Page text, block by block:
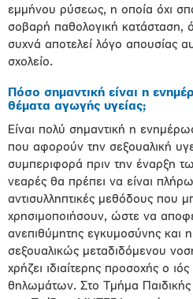
εμμήνου ρύσεως, η οποία όχι
σοβαρή παθολογική
συχνά αποτελεί λόγο απουσίας
σχολείο.
Πόσο σημαντική είναι η
θέματα αγωγής υγείας;
Είναι πολύ σημαντική η
που αφορούν την σεξουαλική
συμπεριφορά πριν την έναρξη
νεαρές θα πρέπει να είναι
αντισυλληπτικές μεθόδους που
χρησιμοποιήσουν, ώστε να
ανεπιθύμητης εγκυμοσύνης και
σεξουαλικώς μεταδιδόμενου
χρήζει ιδιαίτερης προσοχής ο
θηλωμάτων. Στο Τμήμα Παιδικής